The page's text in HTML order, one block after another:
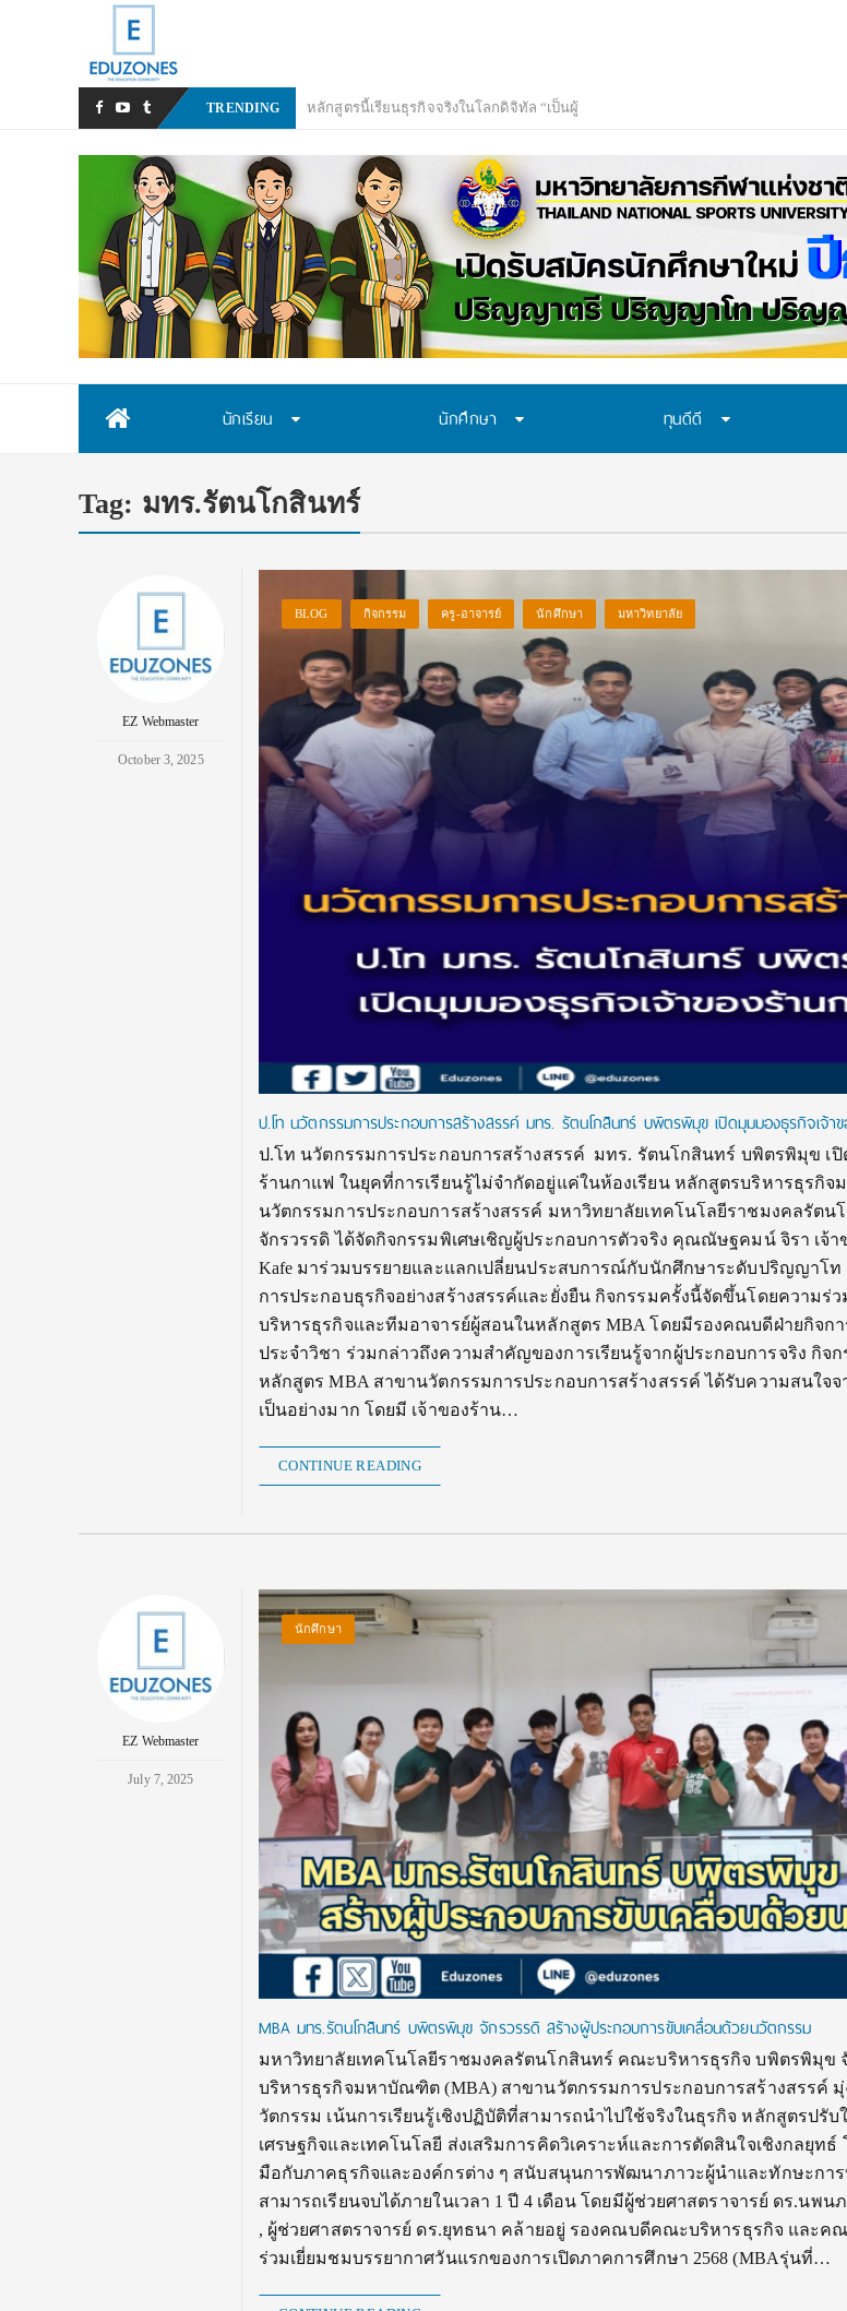
TRENDING มหาวิทยาลัยราชภ_
นักเรียน นักศึกษา ทุนดีดี
Tag: มทร.รัตนโกสินทร์
EZ Webmaster
October 3, 2025
BLOG กิจกรรม ครู-อาจารย์ นักศึกษา มหาวิทยาลัย
ป.โท นวัตกรรมการประกอบการสร้างสรรค์ มทร. รัตนโกสินทร์ บพิตรพิมุข เปิดมุมมองธุรกิจเจ้า
ป.โท นวัตกรรมการประกอบการสร้างสรรค์ มทร. รัตนโกสินทร์ บพิตรพิมุข เปิ
ร้านกาแฟ ในยุคที่การเรียนรู้ไม่จำกัดอยู่แค่ในห้องเรียน หลักสูตรบริหารธุรกิ
นวัตกรรมการประกอบการสร้างสรรค์ มหาวิทยาลัยเทคโนโลยีราชมงคลรัต
จักรวรรดิ ได้จัดกิจกรรมพิเศษเชิญผู้ประกอบการตัวจริง คุณณัษฐคมน์ จิรา เจ้า
Kafe มาร่วมบรรยายและแลกเปลี่ยนประสบการณ์กับนักศึกษาระดับปริญญาโท
การประกอบธุรกิจอย่างสร้างสรรค์และยั่งยืน กิจกรรมครั้งนี้จัดขึ้นโดยความร่
บริหารธุรกิจและทีมอาจารย์ผู้สอนในหลักสูตร MBA โดยมีรองคณบดีฝ่ายกิจก
ประจำวิชา ร่วมกล่าวถึงความสำคัญของการเรียนรู้จากผู้ประกอบการจริง กิจ
หลักสูตร MBA สาขานวัตกรรมการประกอบการสร้างสรรค์ ได้รับความสนใ
เป็นอย่างมาก โดยมี เจ้าของร้าน…
CONTINUE READING
EZ Webmaster
July 7, 2025
นักศึกษา
MBA มทร.รัตนโกสินทร์ บพิตรพิมุข จักรวรรดิ สร้างผู้ประกอบการขับเคลื่อนด้วยนวัตกรรม
มหาวิทยาลัยเทคโนโลยีราชมงคลรัตนโกสินทร์ คณะบริหารธุรกิจ บพิตรพิมุข
บริหารธุรกิจมหาบัณฑิต (MBA) สาขานวัตกรรมการประกอบการสร้างสรรค์
วัตกรรม เน้นการเรียนรู้เชิงปฏิบัติที่สามารถนำไปใช้จริงในธุรกิจ หลักสูตรปรั
เศรษฐกิจและเทคโนโลยี ส่งเสริมการคิดวิเคราะห์และการตัดสินใจเชิงกลยุทธ์
มือกับภาคธุรกิจและองค์กรต่าง ๆ สนับสนุนการพัฒนาภาวะผู้นำและทักษะการ
สามารถเรียนจบได้ภายในเวลา 1 ปี 4 เดือน โดยมีผู้ช่วยศาสตราจารย์ ดร.นพน
, ผู้ช่วยศาสตราจารย์ ดร.ยุทธนา คล้ายอยู่ รองคณบดีคณะบริหารธุรกิจ และค
ร่วมเยี่ยมชมบรรยากาศวันแรกของการเปิดภาคการศึกษา 2568 (MBAรุ่นที่…